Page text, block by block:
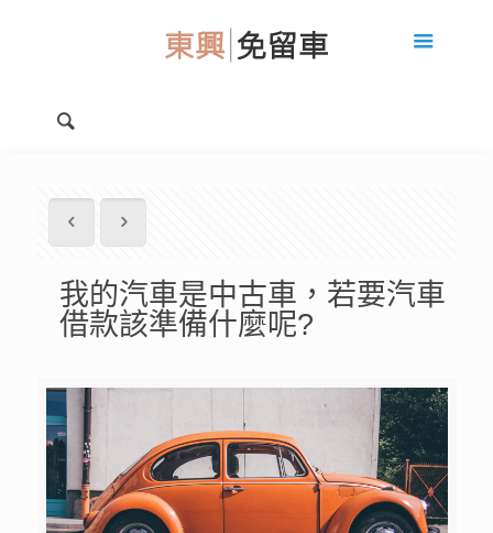
我的汽車是中古車，若要汽車
借款該準備什麼呢?